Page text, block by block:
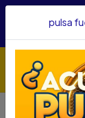
Copas
pulsa